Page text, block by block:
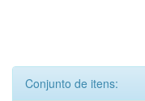
Conjunto de itens: